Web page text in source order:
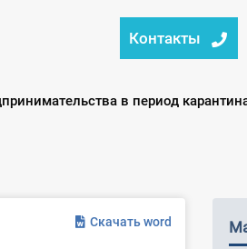
Контакты
в период
Скачать word